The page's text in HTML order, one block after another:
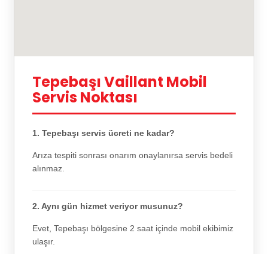
Tepebaşı Vaillant Mobil
Servis Noktası
1. Tepebaşı servis ücreti ne kadar?
Arıza tespiti sonrası onarım onaylanırsa servis bedeli
alınmaz.
2. Aynı gün hizmet veriyor musunuz?
Evet, Tepebaşı bölgesine 2 saat içinde mobil ekibimiz
ulaşır.